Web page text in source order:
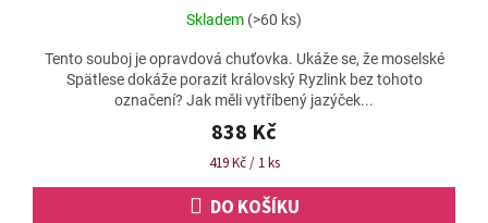
Skladem (>60 ks)
838 Kč
Měrná
419 Kč / 1 ks
DO KOŠÍKU
Tento souboj je opravdová chuťovka. Ukáže se, že moselské
Spätlese dokáže porazit královský Ryzlink bez tohoto
označení? Jak měli vytříbený jazýček...